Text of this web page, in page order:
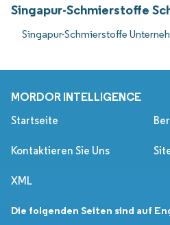
Singapur-Schmierstoffe
Singapur-Schmierstoffe
MORDOR INTELLIGENCE
Startseite
Kontaktieren Sie Uns
XML
Die folgenden Seiten sind auf